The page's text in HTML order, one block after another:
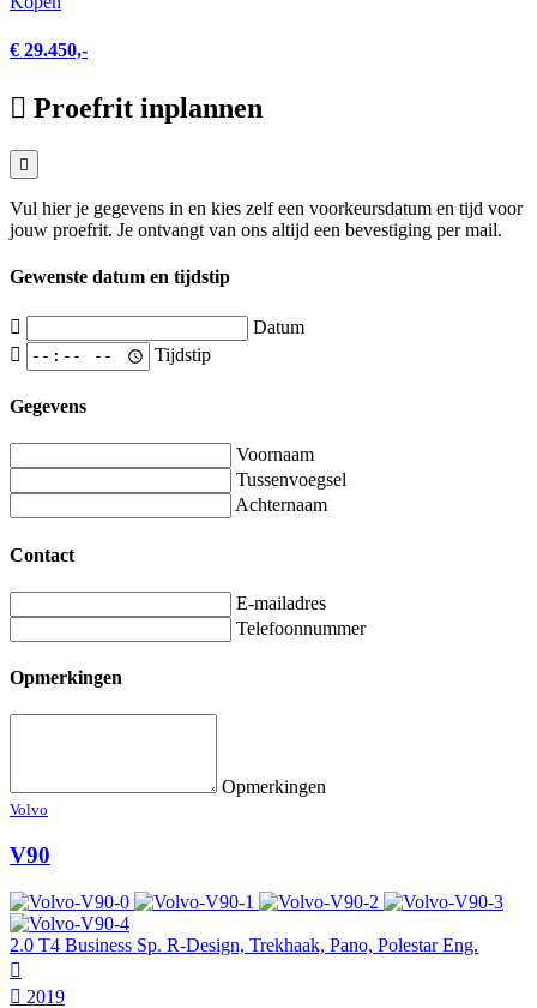
€ 29.450,-
Proefrit inplannen
Vul hier je gegevens in en kies zelf een voorkeursdatum en tijd voor
jouw proefrit. Je ontvangt van ons altijd een bevestiging per mail.
Gewenste datum en tijdstip
Datum
Tijdstip
Gegevens
Voornaam
Tussenvoegsel
Achternaam
Contact
E-mailadres
Telefoonnummer
Opmerkingen
Opmerkingen
Volvo
V90
2.0 T4 Business Sp. R-Design, Trekhaak, Pano, Polestar Eng.
2019